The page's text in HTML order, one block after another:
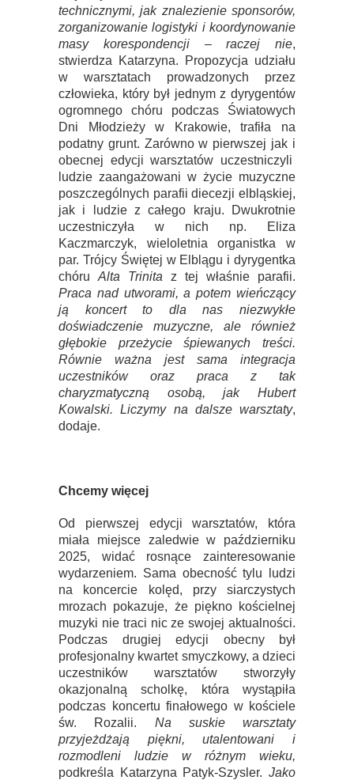
technicznymi, jak znalezienie sponsorów,
zorganizowanie logistyki i koordynowanie
masy korespondencji – raczej nie,
stwierdza Katarzyna. Propozycja udziału
w warsztatach prowadzonych przez
człowieka, który był jednym z dyrygentów
ogromnego chóru podczas Światowych
Dni Młodzieży w Krakowie, trafiła na
podatny grunt. Zarówno w pierwszej jak i
obecnej edycji warsztatów uczestniczyli
ludzie zaangażowani w życie muzyczne
poszczególnych parafii diecezji elbląskiej,
jak i ludzie z całego kraju. Dwukrotnie
uczestniczyła w nich np. Eliza
Kaczmarczyk, wieloletnia organistka w
par. Trójcy Świętej w Elblągu i dyrygentka
chóru Alta Trinita z tej właśnie parafii.
Praca nad utworami, a potem wieńczący
ją koncert to dla nas niezwykłe
doświadczenie muzyczne, ale również
głębokie przeżycie śpiewanych treści.
Równie ważna jest sama integracja
uczestników oraz praca z tak
charyzmatyczną osobą, jak Hubert
Kowalski. Liczymy na dalsze warsztaty,
dodaje.
Chcemy więcej
Od pierwszej edycji warsztatów, która
miała miejsce zaledwie w październiku
2025, widać rosnące zainteresowanie
wydarzeniem. Sama obecność tylu ludzi
na koncercie kolęd, przy siarczystych
mrozach pokazuje, że piękno kościelnej
muzyki nie traci nic ze swojej aktualności.
Podczas drugiej edycji obecny był
profesjonalny kwartet smyczkowy, a dzieci
uczestników warsztatów stworzyły
okazjonalną scholkę, która wystąpiła
podczas koncertu finałowego w kościele
św. Rozalii. Na suskie warsztaty
przyjeżdżają piękni, utalentowani i
rozmodleni ludzie w różnym wieku,
podkreśla Katarzyna Patyk-Szysler. Jako